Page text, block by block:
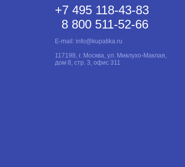
+7 495 118-43-83
8 800 511-52-66
E-mail: info@kupatika.ru
117198, г. Москва, ул. Миклухо-Маклая,
дом 8, стр. 3, офис 311